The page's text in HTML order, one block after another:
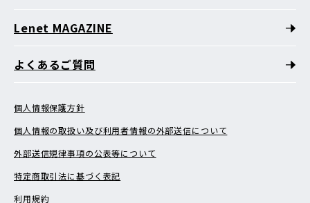
Lenet MAGAZINE
よくあるご質問
個人情報保護方針
個人情報の取扱い及び利用者情報の外部送信について
外部送信規律事項の公表等について
特定商取引法に基づく表記
利用規約